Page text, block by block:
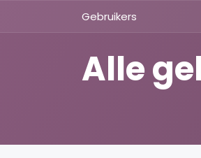
Overslaan naar inhoud
Gebruikers
Alle